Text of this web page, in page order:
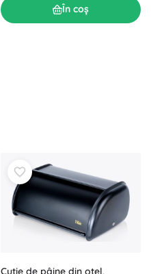
În coș
Cutie de pâine din oțel,